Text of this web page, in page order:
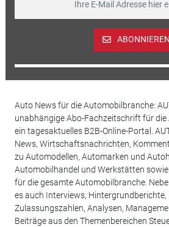
ABONNIEREN
Auto News für die Automobilbranche:
unabhängige Abo-Fachzeitschrift für
ein tagesaktuelles B2B-Online-Portal.
News, Wirtschaftsnachrichten,
zu Automodellen, Automarken und
Automobilhandel und Werkstätten
für die gesamte Automobilbranche.
es auch Interviews,
Zulassungszahlen, Analysen,
Beiträge aus den Themenbereichen